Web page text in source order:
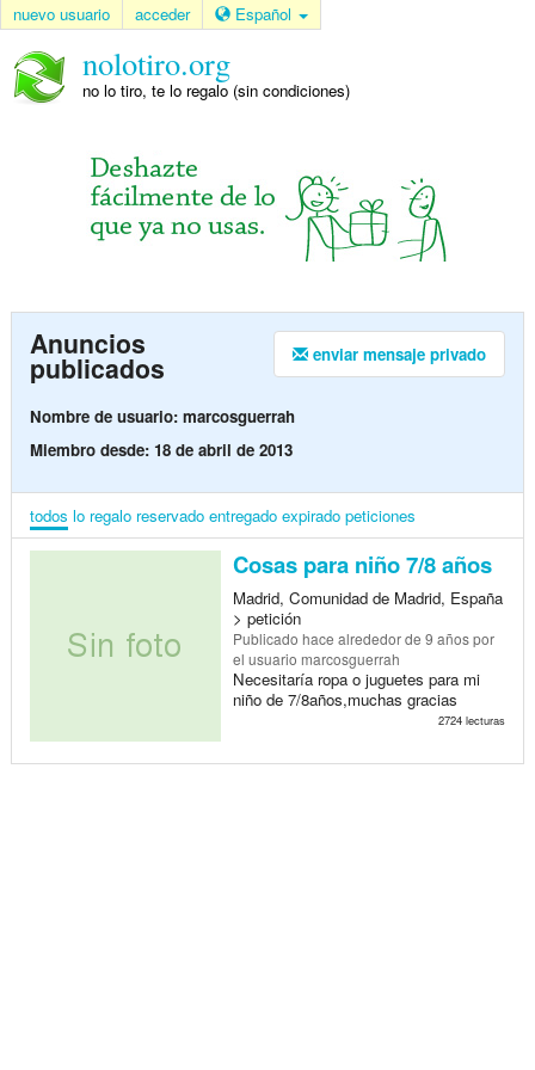
nuevo usuario acceder Español
nolotiro.org
no lo tiro, te lo regalo (sin condiciones)
enviar mensaje privado
Anuncios
publicados
Nombre de usuario: marcosguerrah
Miembro desde: 18 de abril de 2013
todos lo regalo reservado entregado expirado peticiones
Cosas para niño 7/8 años
Madrid, Comunidad de Madrid, España
> petición
Publicado hace alrededor de 9 añospor
el usuario marcosguerrah
Necesitaría ropa o juguetes para mi
niño de 7/8años,muchas gracias
2724 lecturas